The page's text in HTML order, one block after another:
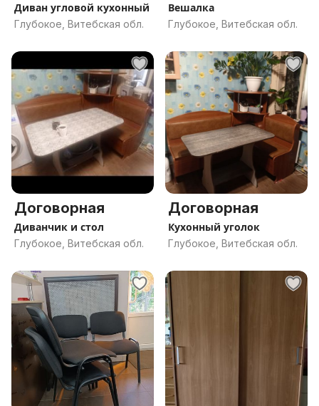
Диван угловой кухонный
Глубокое, Витебская обл.
Вешалка
Глубокое, Витебская обл.
Договорная
Диванчик и стол
Глубокое, Витебская обл.
Договорная
Кухонный уголок
Глубокое, Витебская обл.